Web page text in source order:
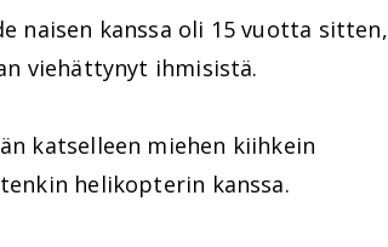
naisen kanssa oli 15 vuotta sitten,
viehättynyt ihmisistä.
katselleen miehen kiihkein
helikopterin kanssa.